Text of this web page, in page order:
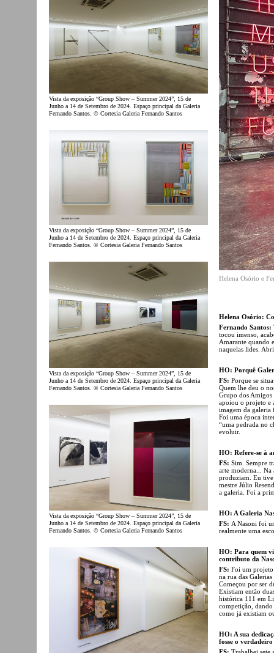
Vista da exposição “Group Show – Summer 2024”, 15 de
Junho a 14 de Setembro de 2024. Espaço principal da Galeria
Fernando Santos. © Cortesia Galeria Fernando Santos
Vista da exposição “Group Show – Summer 2024”, 15 de
Junho a 14 de Setembro de 2024. Espaço principal da Galeria
Fernando Santos. © Cortesia Galeria Fernando Santos
Vista da exposição “Group Show – Summer 2024”, 15 de
Junho a 14 de Setembro de 2024. Espaço principal da Galeria
Fernando Santos. © Cortesia Galeria Fernando Santos
Vista da exposição “Group Show – Summer 2024”, 15 de
Junho a 14 de Setembro de 2024. Espaço principal da Galeria
Fernando Santos. © Cortesia Galeria Fernando Santos
Helena Osório e
Helena Osório:
Fernando Santos:
tocou imenso,
Amarante quando
naquelas lides.
HO: Porquê
FS: Porque se
Quem lhe deu o
Grupo dos
apoiou o projeto e
imagem da galeria
Foi uma época
“uma pedrada no
evoluir.
HO: Refere-se à
FS: Sim. Sempre
arte moderna...
produziam. Eu
mestre Júlio
a galeria. Foi a
HO: A Galeria
FS: A Nasoni foi
realmente uma
HO: Para quem
contributo da
FS: Foi um
na rua das
Começou por ser
Existiam então
histórica 111 em
competição,
como já existiam
HO: A sua
fosse o